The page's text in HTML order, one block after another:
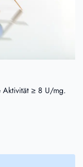
Aktivität ≥ 8 U/mg.